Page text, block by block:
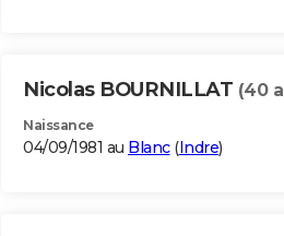
Nicolas BOURNILLAT (40
Naissance
04/09/1981 au Blanc(Indre)